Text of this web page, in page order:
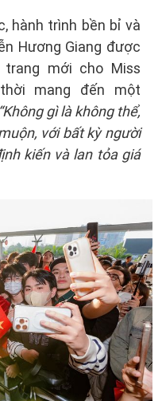
hành trình bền bỉ và
Hương Giang được
mới cho Miss
mang đến một
“Không gì là không thể,
với bất kỳ người
kiến và lan tỏa giá